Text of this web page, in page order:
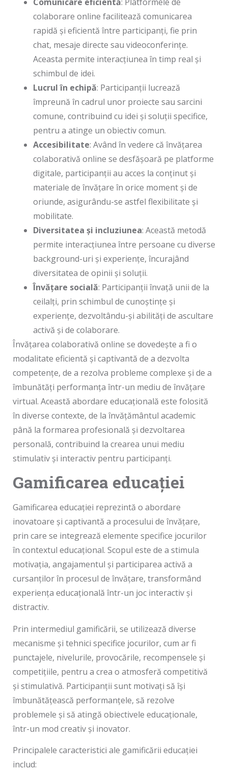
colaborare online facilitează comunicarea
rapidă și eficientă între participanți, fie prin
chat, mesaje directe sau videoconferințe.
Aceasta permite interacțiunea în timp real și
schimbul de idei.
Lucrul în echipă: Participanții lucrează
împreună în cadrul unor proiecte sau sarcini
comune, contribuind cu idei și soluții specifice,
pentru a atinge un obiectiv comun.
Accesibilitate: Având în vedere că învățarea
colaborativă online se desfășoară pe platforme
digitale, participanții au acces la conținut și
materiale de învățare în orice moment și de
oriunde, asigurându-se astfel flexibilitate și
mobilitate.
Diversitatea și incluziunea: Această metodă
permite interacțiunea între persoane cu diverse
background-uri și experiențe, încurajând
diversitatea de opinii și soluții.
Învățare socială: Participanții învață unii de la
ceilalți, prin schimbul de cunoștințe și
experiențe, dezvoltându-și abilități de ascultare
activă și de colaborare.
Învățarea colaborativă online se dovedește a fi o
modalitate eficientă și captivantă de a dezvolta
competențe, de a rezolva probleme complexe și de a
îmbunătăți performanța într-un mediu de învățare
virtual. Această abordare educațională este folosită
în diverse contexte, de la învățământul academic
până la formarea profesională și dezvoltarea
personală, contribuind la crearea unui mediu
stimulativ și interactiv pentru participanți.
Gamificarea educației
Gamificarea educației reprezintă o abordare
inovatoare și captivantă a procesului de învățare,
prin care se integrează elemente specifice jocurilor
în contextul educațional. Scopul este de a stimula
motivația, angajamentul și participarea activă a
cursanților în procesul de învățare, transformând
experiența educațională într-un joc interactiv și
distractiv.
Prin intermediul gamificării, se utilizează diverse
mecanisme și tehnici specifice jocurilor, cum ar fi
punctajele, nivelurile, provocările, recompensele și
competițiile, pentru a crea o atmosferă competitivă
și stimulativă. Participanții sunt motivați să își
îmbunătățească performanțele, să rezolve
problemele și să atingă obiectivele educaționale,
într-un mod creativ și inovator.
Principalele caracteristici ale gamificării educației
includ: